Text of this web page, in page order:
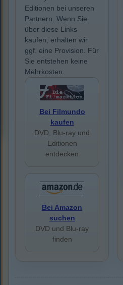
Editionen bei unseren
Partnern. Wenn Sie
über diese Links
kaufen, erhalten wir
ggf. eine Provision. Für
Sie entstehen keine
Mehrkosten.
Bei Filmundo
kaufen
DVD, Blu-ray und
Editionen
entdecken
Bei Amazon
suchen
DVD und Blu-ray
finden